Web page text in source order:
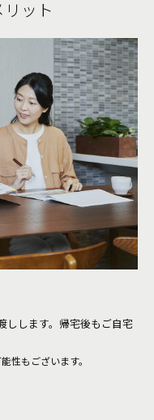
ット
ムーズにご案内。アドバイ
。